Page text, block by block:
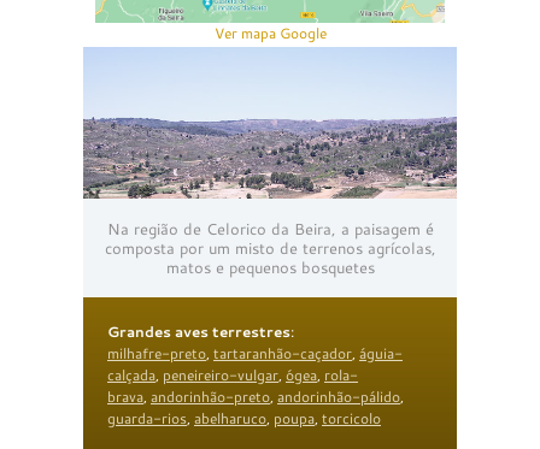
Ver mapa Google
Na região de Celorico da Beira, a paisagem é
composta por um misto de terrenos agrícolas,
matos e pequenos bosquetes
Grandes aves terrestres:
milhafre-preto, tartaranhão-caçador, águia-
calçada, peneireiro-vulgar, ógea, rola-
brava, andorinhão-preto, andorinhão-pálido,
guarda-rios, abelharuco, poupa, torcicolo